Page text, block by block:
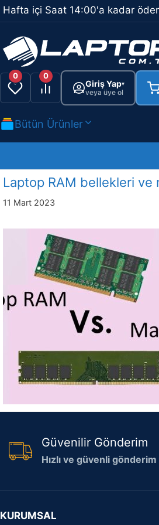
İçeriğe
atla
Hafta içi Saat 14:00'a kadar
0 0
Giriş Yap▾
veya üye ol
Bütün Ürünler
Laptop RAM bellekleri ve
11 Mart 2023
Güvenilir Gönderim
Hızlı ve güvenli gönderim
KURUMSAL